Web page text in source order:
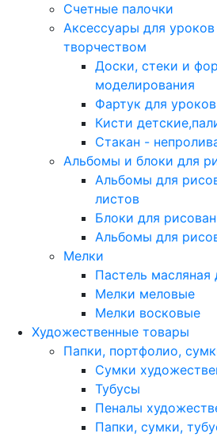
Счетные палочки
Аксессуары для
творчеством
Доски, стеки и
моделирования
Фартук для
Кисти
Стакан -
Альбомы и блоки для
Альбомы для
листов
Блоки для
Альбомы для
Мелки
Пастель масляная
Мелки меловые
Мелки восковые
Художественные товары
Папки, портфолио,
Сумки
Тубусы
Пеналы
Папки, сумки,